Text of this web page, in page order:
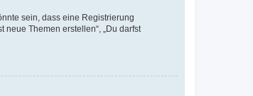
sein, dass eine Registrierung
Themen erstellen“, „Du darfst